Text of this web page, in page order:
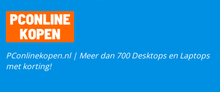
PConlinekopen.nl | Meer dan 700 Desktops en Laptops
met korting!